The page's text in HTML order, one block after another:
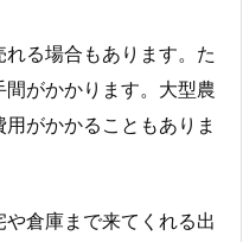
る場合もあります。た
がかかります。大型農
がかかることもありま
倉庫まで来てくれる出